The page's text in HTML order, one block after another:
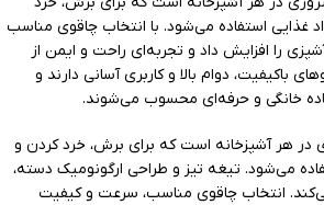
غذایی استفاده می‌شود. با انتخاب چاقوی مناسب
را افزایش داد و تجربه‌ای راحت و ایمن از
باکیفیت، دوام بالا و کاربری آسانی دارند و
خانگی و حرفه‌ای محسوب می‌شوند.
در هر آشپزخانه است که برای برش، خرد کردن و
می‌شود. تیغه تیز و طراحی ارگونومیک دسته،
انتخاب چاقوی مناسب، سرعت و کیفیت